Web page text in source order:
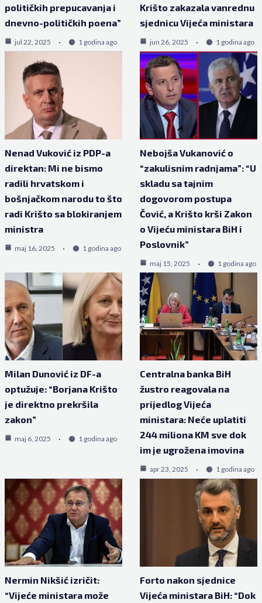
političkih prepucavanja i
dnevno-političkih poena”
jul 22, 2025 1 godina ago
Krišto zakazala vanrednu
sjednicu Vijeća ministara
jun 26, 2025 1 godina ago
Nenad Vuković iz PDP-a
direktan: Mi ne bismo
radili hrvatskom i
bošnjačkom narodu to što
radi Krišto sa blokiranjem
ministra
maj 16, 2025 1 godina ago
Nebojša Vukanović o
“zakulisnim radnjama”: “U
skladu sa tajnim
dogovorom postupa
Čović, a Krišto krši Zakon
o Vijeću ministara BiH i
Poslovnik”
maj 15, 2025 1 godina ago
Milan Dunović iz DF-a
optužuje: “Borjana Krišto
je direktno prekršila
zakon”
maj 6, 2025 1 godina ago
Centralna banka BiH
žustro reagovala na
prijedlog Vijeća
ministara: Neće uplatiti
244 miliona KM sve dok
im je ugrožena imovina
apr 23, 2025 1 godina ago
Nermin Nikšić izričit:
“Vijeće ministara može
Forto nakon sjednice
Vijeća ministara BiH: “Dok